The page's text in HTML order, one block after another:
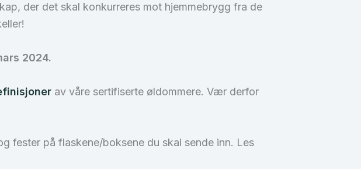
der det skal konkurreres mot hjemmebrygg fra de
2024.
av våre sertifiserte øldommere. Vær derfor
fester på flaskene/boksene du skal sende inn. Les